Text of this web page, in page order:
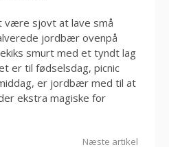
være sjovt at lave små
jordbær ovenpå
smurt med et tyndt lag
er til fødselsdag, picnic
er jordbær med til at
ekstra magiske for
Næste artikel